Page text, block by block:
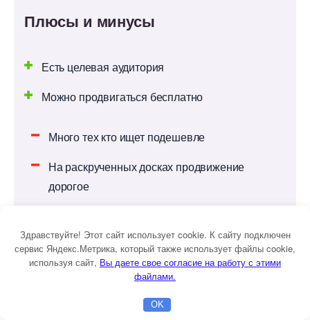
Плюсы и минусы
Есть целевая аудитория
Можно продвигаться бесплатно
Много тех кто ищет подешевле
На раскрученных досках продвижение
дорогое
Здравствуйте! Этот сайт использует cookie. К сайту подключен
сервис Яндекс.Метрика, который также использует файлы cookie,
используя сайт, ы даете свое согласие на работу с этими
файлами.
OK